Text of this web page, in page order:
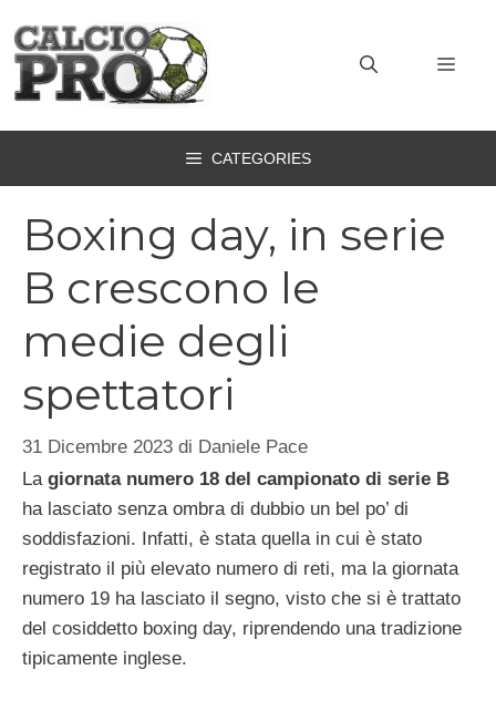
contenuto
CATEGORIES
Boxing day, in serie
B crescono le
medie degli
spettatori
31 Dicembre 2023 di Daniele Pace
La giornata numero 18 del campionato di serie B
ha lasciato senza ombra di dubbio un bel po’ di
soddisfazioni. Infatti, è stata quella in cui è stato
registrato il più elevato numero di reti, ma la giornata
numero 19 ha lasciato il segno, visto che si è trattato
del cosiddetto boxing day, riprendendo una tradizione
tipicamente inglese.